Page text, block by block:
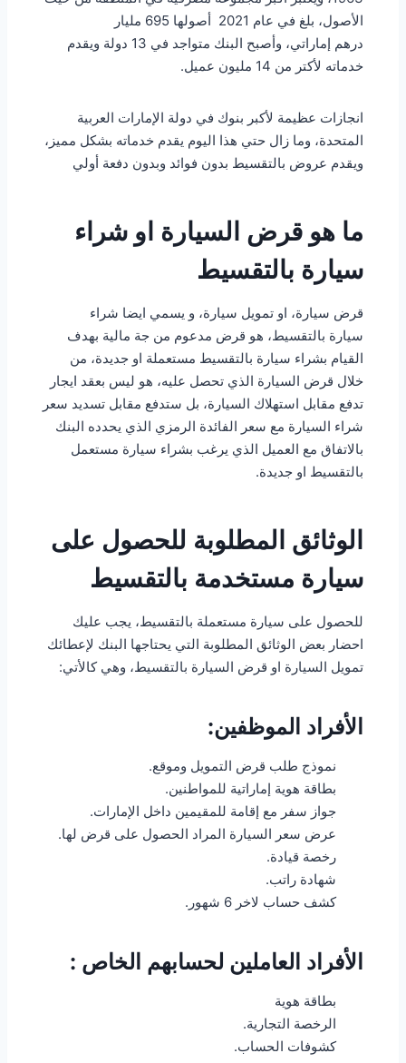
الأصول، بلغ في عام 2021 أصولها 695 مليار
درهم إماراتي، وأصبح البنك متواجد في 13 دولة ويقدم
خدماته لأكتر من 14 مليون عميل.
انجازات عظيمة لأكبر بنوك في دولة الإمارات العربية
المتحدة، وما زال حتي هذا اليوم يقدم خدماته بشكل مميز،
ويقدم عروض بالتقسيط بدون فوائد وبدون دفعة أولي
ما هو قرض السيارة او شراء
سيارة بالتقسيط
قرض سيارة، او تمويل سيارة، و يسمي ايضا شراء
سيارة بالتقسيط، هو قرض مدعوم من جة مالية بهدف
القيام بشراء سيارة بالتقسيط مستعملة او جديدة، من
خلال قرض السيارة الذي تحصل عليه، هو ليس بعقد ايجار
تدفع مقابل استهلاك السيارة، بل ستدفع مقابل تسديد سعر
شراء السيارة مع سعر الفائدة الرمزي الذي يحدده البنك
بالاتفاق مع العميل الذي يرغب بشراء سيارة مستعمل
بالتقسيط او جديدة.
الوثائق المطلوبة للحصول على
سيارة مستخدمة بالتقسيط
للحصول على سيارة مستعملة بالتقسيط، يجب عليك
احضار بعض الوثائق المطلوبة التي يحتاجها البنك لإعطائك
تمويل السيارة او قرض السيارة بالتقسيط، وهي كالأتي:
الأفراد الموظفين:
نموذج طلب قرض التمويل وموقع.
بطاقة هوية إماراتية للمواطنين.
جواز سفر مع إقامة للمقيمين داخل الإمارات.
عرض سعر السيارة المراد الحصول على قرض لها.
رخصة قيادة.
شهادة راتب.
كشف حساب لاخر 6 شهور.
الأفراد العاملين لحسابهم الخاص :
بطاقة هوية
الرخصة التجارية.
كشوفات الحساب.